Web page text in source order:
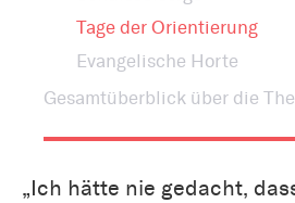
Tage der Orientierung
Evangelische Horte
Gesamtüberblick über die
„Ich hätte nie gedacht,